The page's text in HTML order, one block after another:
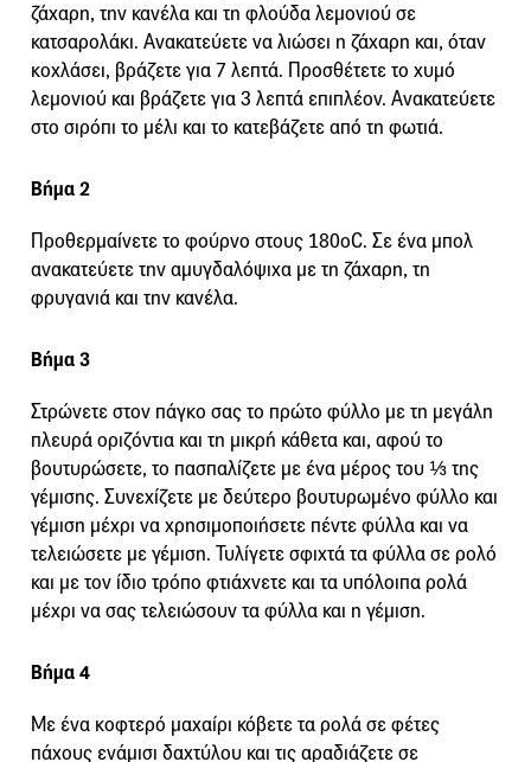
ζάχαρη, την κανέλα και τη φλούδα λεμονιού σε
κατσαρολάκι. Ανακατεύετε να λιώσει η ζάχαρη και, όταν
κοχλάσει, βράζετε για 7 λεπτά. Προσθέτετε το χυμό
λεμονιού και βράζετε για 3 λεπτά επιπλέον. Ανακατεύετε
στο σιρόπι το μέλι και το κατεβάζετε από τη φωτιά.
Βήμα 2
Προθερμαίνετε το φούρνο στους 180οC. Σε ένα μπολ
ανακατεύετε την αμυγδαλόψιχα με τη ζάχαρη, τη
φρυγανιά και την κανέλα.
Βήμα 3
Στρώνετε στον πάγκο σας το πρώτο φύλλο με τη μεγάλη
πλευρά οριζόντια και τη μικρή κάθετα και, αφού το
βουτυρώσετε, το πασπαλίζετε με ένα μέρος του ⅓ της
γέμισης. Συνεχίζετε με δεύτερο βουτυρωμένο φύλλο και
γέμιση μέχρι να χρησιμοποιήσετε πέντε φύλλα και να
τελειώσετε με γέμιση. Τυλίγετε σφιχτά τα φύλλα σε ρολό
και με τον ίδιο τρόπο φτιάχνετε και τα υπόλοιπα ρολά
μέχρι να σας τελειώσουν τα φύλλα και η γέμιση.
Βήμα 4
Με ένα κοφτερό μαχαίρι κόβετε τα ρολά σε φέτες
πάχους ενάμισι δαχτύλου και τις αραδιάζετε σε